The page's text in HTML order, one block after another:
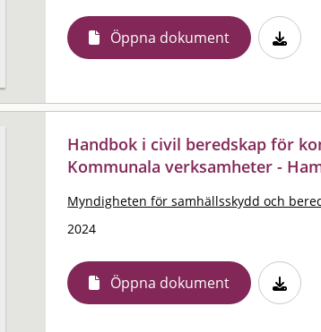
Öppna dokument
Handbok i civil beredskap för
Kommunala verksamheter -
Myndigheten för samhällsskydd och
2024
Öppna dokument